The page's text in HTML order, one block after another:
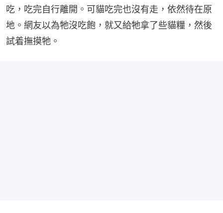
吃，吃完自行離開。可貓吃完也沒有走，依然待在原
地。網友以為牠沒吃飽，就又給牠拿了些貓糧，然後
試着撫摸牠。